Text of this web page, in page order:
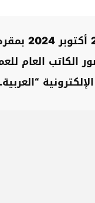
اجتمع المجلس
الكاتب العام